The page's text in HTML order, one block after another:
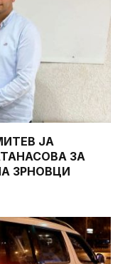
ЈА
ЗА
ЗРНОВЦИ